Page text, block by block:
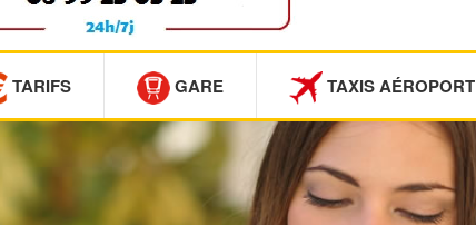
TARIFS GARE TAXIS AÉROPORT